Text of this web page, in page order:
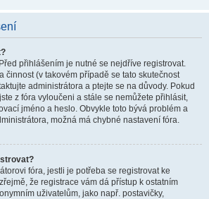
přihlášením je nutné se nejdříve registrovat.
činnost (v takovém případě se tato skutečnost
administrátora a ptejte se na důvody. Pokud
z fóra vyloučeni a stále se nemůžete přihlásit,
jméno a heslo. Obvykle toto bývá problém a
možná má chybné nastavení fóra.
fóra, jestli je potřeba se registrovat ke
že registrace vám dá přístup k ostatním
uživatelům, jako např. postavičky,